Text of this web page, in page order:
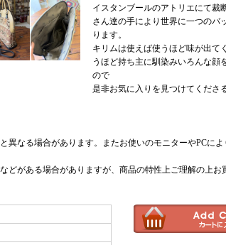
イスタンブールのアトリエにて裁
さん達の手により世界に一つのバ
ります。
キリムは使えば使うほど味が出て
うほど持ち主に馴染みいろんな顔
ので
是非お気に入りを見つけてくださ
なる場合があります。またお使いのモニターやPCによ
がある場合がありますが、商品の特性上ご理解の上お